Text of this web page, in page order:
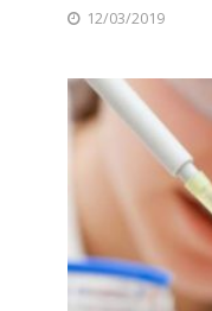
12/03/2019